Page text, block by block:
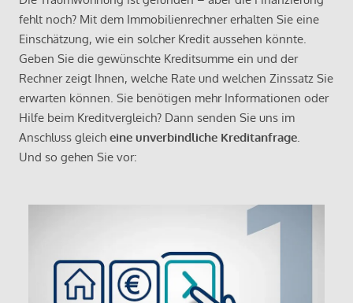
fehlt noch? Mit dem Immobilienrechner erhalten Sie eine
Einschätzung, wie ein solcher Kredit aussehen könnte.
Geben Sie die gewünschte Kreditsumme ein und der
Rechner zeigt Ihnen, welche Rate und welchen Zinssatz Sie
erwarten können. Sie benötigen mehr Informationen oder
Hilfe beim Kreditvergleich? Dann senden Sie uns im
Anschluss gleich eine unverbindliche Kreditanfrage.
Und so gehen Sie vor: